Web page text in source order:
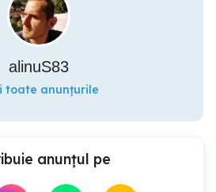
alinuS83
toate anunțurile
anunțul pe